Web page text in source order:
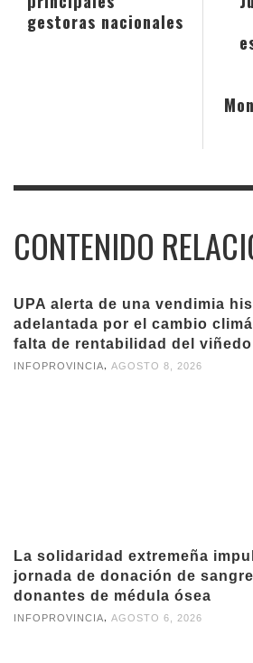
gestoras nacionales
CONTENIDO
UPA alerta de una vendimia
adelantada por el cambio
falta de rentabilidad del viñedo
INFOPROVINCIA AGOSTO 8, 2026
La solidaridad extremeña
jornada de donación de
donantes de médula ósea
INFOPROVINCIA AGOSTO 6, 2026